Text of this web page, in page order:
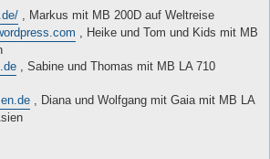
, Markus mit MB 200D auf Weltreise
, Heike und Tom und Kids mit MB
, Sabine und Thomas mit MB LA 710
, Diana und Wolfgang mit Gaia mit MB LA